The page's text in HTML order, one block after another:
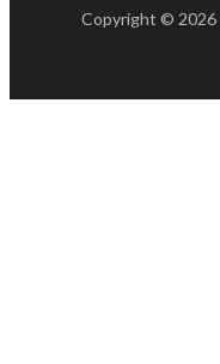
Copyright © 2026